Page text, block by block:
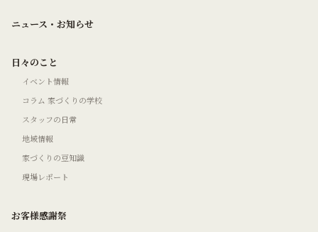
ニュース・お知らせ
日々のこと
イベント情報
コラム 家づくりの学校
スタッフの日常
地域情報
家づくりの豆知識
現場レポート
お客様感謝祭